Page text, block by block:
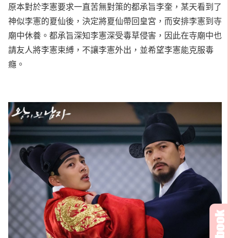
原本對於李憲要求一直苦無對策的都承旨李奎，某天看到了
神似李憲的夏仙後，決定將夏仙帶回皇宮，而安排李憲到寺
廟中休養。都承旨深知李憲深受毒草侵害，因此在寺廟中也
請友人將李憲束縛，不讓李憲外出，並希望李憲能克服毒
癮。